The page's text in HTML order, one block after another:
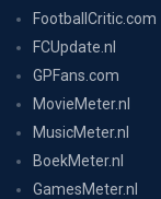
FootballCritic.com
FCUpdate.nl
GPFans.com
MovieMeter.nl
MusicMeter.nl
BoekMeter.nl
GamesMeter.nl